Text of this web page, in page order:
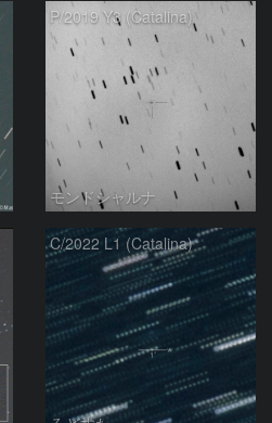
P/2019 Y3 (Catalina)
モンドシャルナ
C/2022 L1 (Catalina)